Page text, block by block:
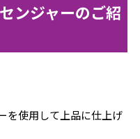
ンジャーのご紹
を使用して上品に仕上げ